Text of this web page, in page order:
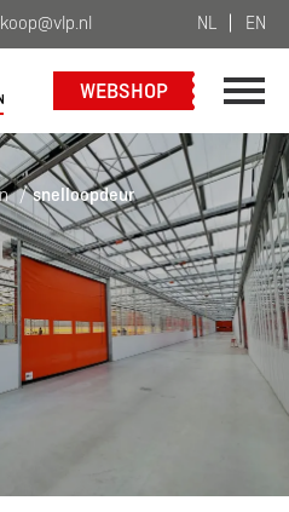
NL EN
WEBSHOP
/ snelloopdeur